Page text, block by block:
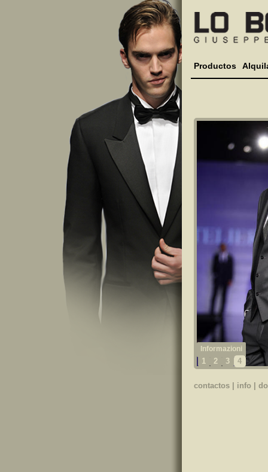
Productos
1 2 3 4
contactos| info|